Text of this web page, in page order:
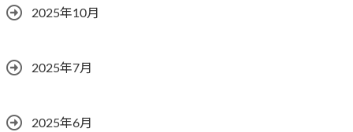
2025年10月
2025年7月
2025年6月